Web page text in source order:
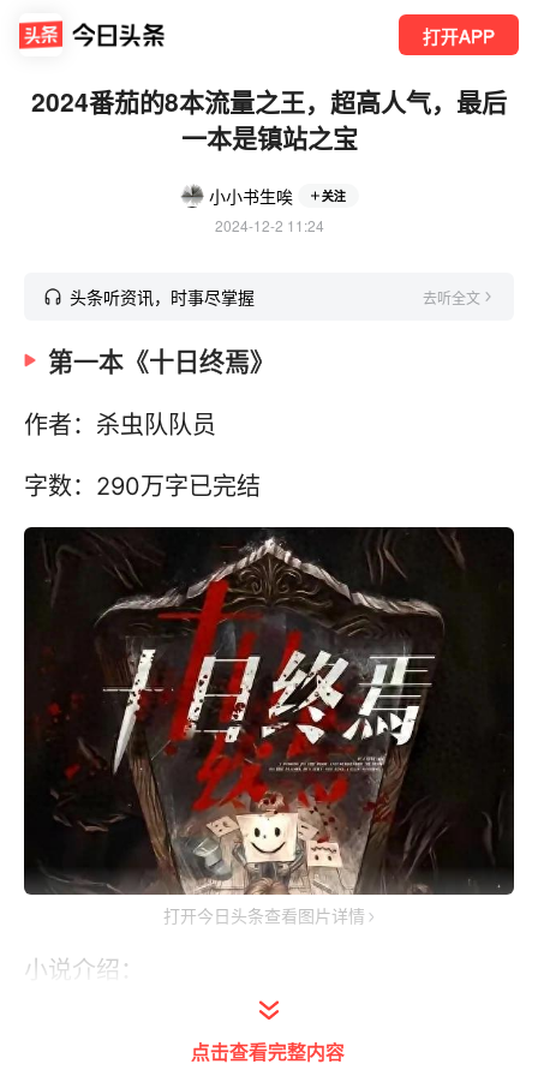
打开APP
2024番茄的8本流量之王，超高人气，最后
一本是镇站之宝
小小书生唉 关注
2024-12-2 11:24
头条听资讯，时事尽掌握 去听全文
第一本《十日终焉》
作者：杀虫队队员
字数：290万字已完结
打开今日头条查看图片详情
小说介绍：
读，评分高达9.9，这一本本来就火，前不久
点击查看完整内容